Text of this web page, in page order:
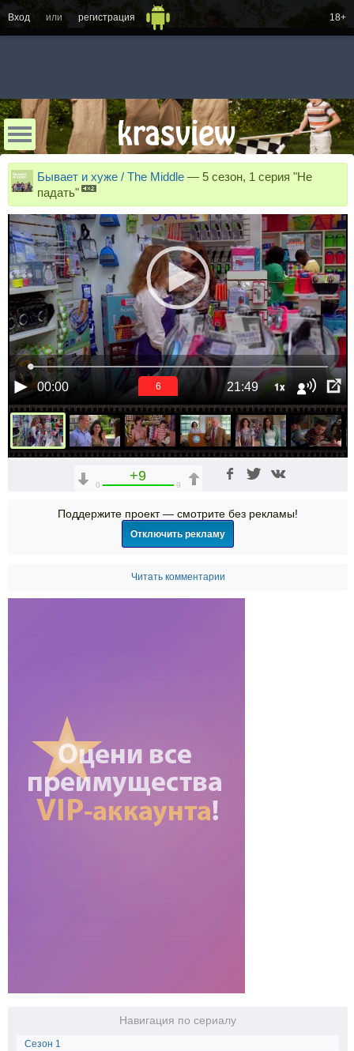
Вход или регистрация 18+
Бывает и хуже / The Middle — 5 сезон, 1 серия "Не
падать"
00:00 21:49 1x
5
+9
0 9
Поддержите проект — смотрите без рекламы!
Отключить рекламу
Читать комментарии
Навигация по сериалу
Сезон 1